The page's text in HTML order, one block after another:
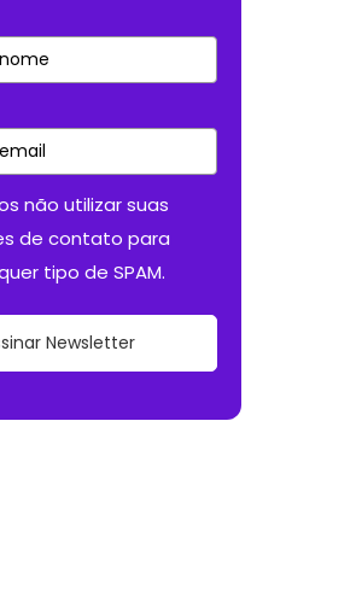
não utilizar suas
de contato para
tipo de SPAM.
Newsletter